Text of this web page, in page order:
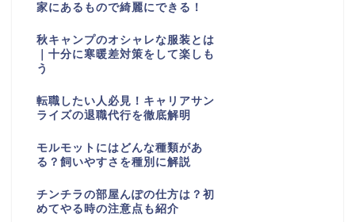
家にあるもので綺麗にできる！
秋キャンプのオシャレな服装とは
｜十分に寒暖差対策をして楽しも
う
転職したい人必見！キャリアサン
ライズの退職代行を徹底解明
モルモットにはどんな種類があ
る？飼いやすさを種別に解説
チンチラの部屋んぽの仕方は？初
めてやる時の注意点も紹介